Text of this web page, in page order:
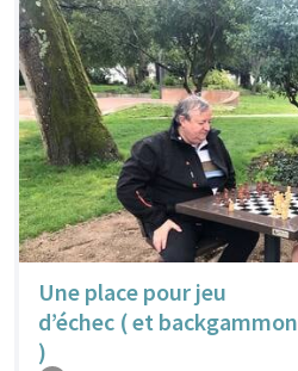
Une place pour jeu
d’échec ( et backgammon
)